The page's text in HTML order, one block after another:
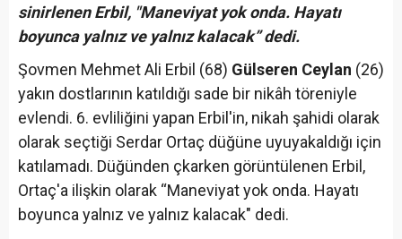
sinirlenen Erbil, "Maneviyat yok onda. Hayatı
boyunca yalnız ve yalnız kalacak” dedi.
Şovmen Mehmet Ali Erbil (68) Gülseren Ceylan (26)
yakın dostlarının katıldığı sade bir nikâh töreniyle
evlendi. 6. evliliğini yapan Erbil'in, nikah şahidi olarak
olarak seçtiği Serdar Ortaç düğüne uyuyakaldığı için
katılamadı. Düğünden çkarken görüntülenen Erbil,
Ortaç'a ilişkin olarak “Maneviyat yok onda. Hayatı
boyunca yalnız ve yalnız kalacak" dedi.